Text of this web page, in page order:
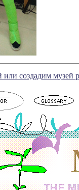
создадим музей